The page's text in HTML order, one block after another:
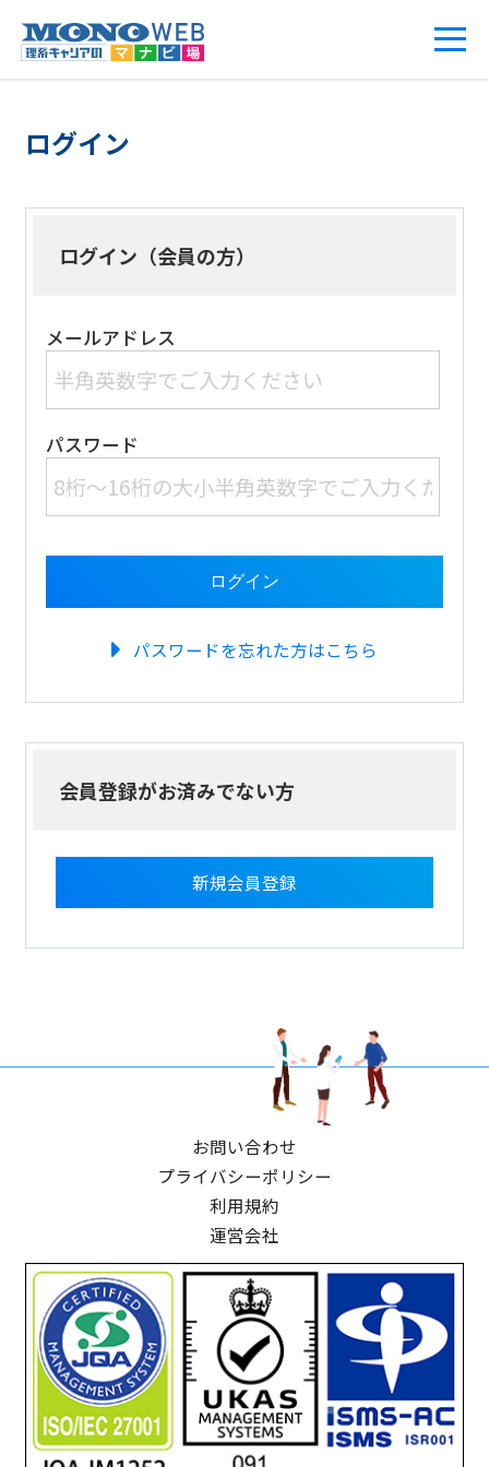
ログイン
ログイン（会員の方）
メールアドレス
パスワード
パスワードを忘れた方はこちら
会員登録がお済みでない方
新規会員登録
お問い合わせ
プライバシーポリシー
利用規約
運営会社